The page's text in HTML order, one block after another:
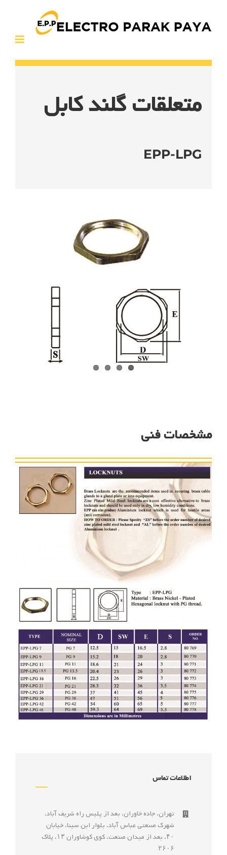
متعلقات گلند کابل
EPP-LPG
مشخصات فنی
اطلاعات تماس
تهران، جاده خاوران، بعد از پليس راه شريف آباد،
شهرک صنعتى عباس آباد، بلوار ابن سينا، خيابان
۴۰، بعد از ميدان صنعت، كوی كوشاوران ۱۳، پلاک
۲۶۰۶